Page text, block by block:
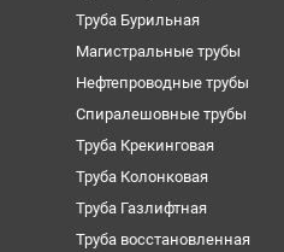
Труба Бурильная
Магистральные трубы
Нефтепроводные трубы
Спиралешовные трубы
Труба Крекинговая
Труба Колонковая
Труба Газлифтная
Труба восстановленная